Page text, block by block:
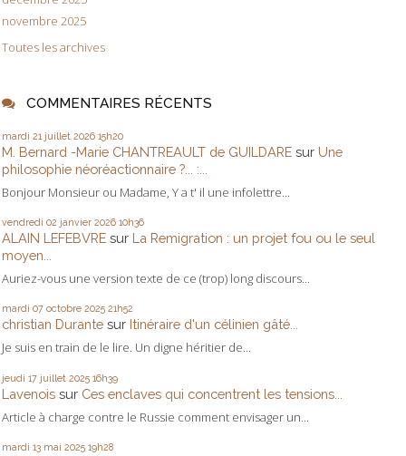
novembre 2025
Toutes les archives
COMMENTAIRES RÉCENTS
mardi 21 juillet 2026 15h20
M. Bernard -Marie CHANTREAULT de GUILDARE sur Une
philosophie néoréactionnaire ?... :...
Bonjour Monsieur ou Madame, Y a t' il une infolettre...
vendredi 02 janvier 2026 10h36
ALAIN LEFEBVRE sur La Remigration : un projet fou ou le seul
moyen...
Auriez-vous une version texte de ce (trop) long discours...
mardi 07 octobre 2025 21h52
christian Durante sur Itinéraire d'un célinien gâté...
Je suis en train de le lire. Un digne héritier de...
jeudi 17 juillet 2025 16h39
Lavenois sur Ces enclaves qui concentrent les tensions...
Article à charge contre le Russie comment envisager un...
mardi 13 mai 2025 19h28